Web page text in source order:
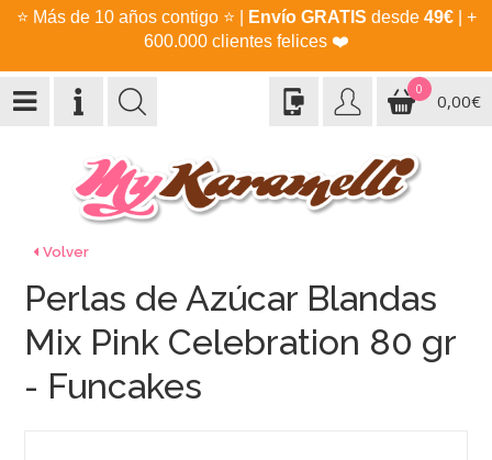
⭐ Más de 10 años contigo ⭐ Envío GRATIS desde 49€| +
600.000 clientes felices ❤️
0
0,00€
Volver
Perlas de Azúcar Blandas
Mix Pink Celebration 80 gr
- Funcakes